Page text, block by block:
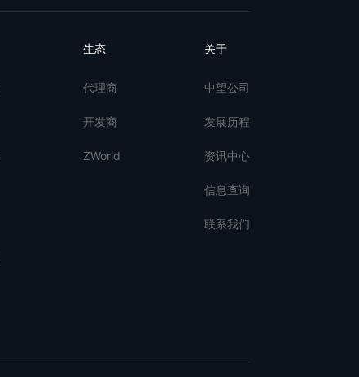
生态
代理商
开发商
ZWorld
关于
中望公司
发展历程
资讯中心
信息查询
联系我们